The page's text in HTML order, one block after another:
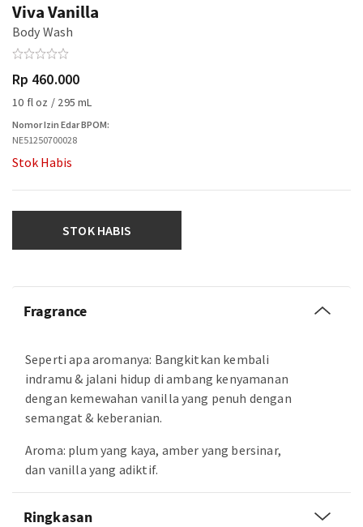
Viva Vanilla
Body Wash
Rp 460.000
10 fl oz / 295 mL
Nomor Izin Edar BPOM:
NE51250700028
Stok Habis
STOK HABIS
Fragrance
Seperti apa aromanya: Bangkitkan kembali
indramu & jalani hidup di ambang kenyamanan
dengan kemewahan vanilla yang penuh dengan
semangat & keberanian.
Aroma: plum yang kaya, amber yang bersinar,
dan vanilla yang adiktif.
Ringkasan